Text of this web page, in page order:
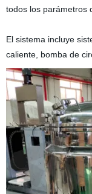
todos los parámetros
El sistema incluye
caliente, bomba de